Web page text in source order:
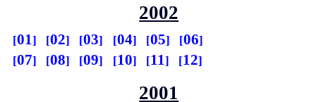
2002
01 02 03 04 05
06
07
08 09 10 11 12
2001